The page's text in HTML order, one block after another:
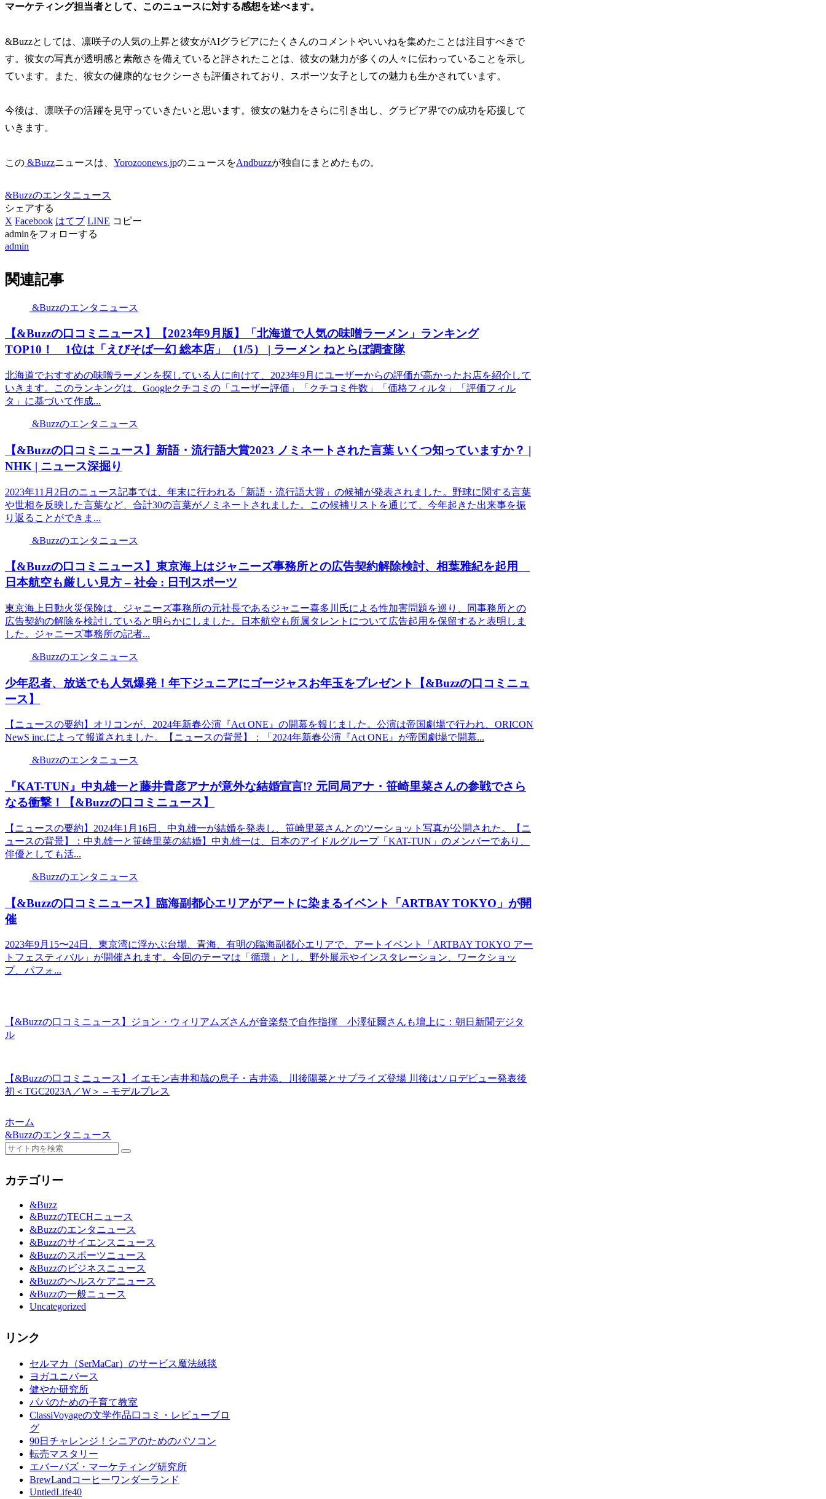
マーケティング担当者として、このニュースに対する感想を述べます。
&Buzzとしては、凛咲子の人気の上昇と彼女がAIグラビアにたくさんのコメントやいいねを集めたことは注目すべきで
す。彼女の写真が透明感と素敵さを備えていると評されたことは、彼女の魅力が多くの人々に伝わっていることを示し
ています。また、彼女の健康的なセクシーさも評価されており、スポーツ女子としての魅力も生かされています。
今後は、凛咲子の活躍を見守っていきたいと思います。彼女の魅力をさらに引き出し、グラビア界での成功を応援して
いきます。
この &Buzzニュースは、 Yorozoonews.jpのニュースをAndbuzzが独自にまとめたもの。
&Buzzのエンタニュース
シェアする
X Facebook はてブ LINE コピー
adminをフォローする
admin
関連記事
&Buzzのエンタニュース
【&Buzzの口コミニュース】【2023年9月版】「北海道で人気の味噌ラーメン」ランキング
TOP10！ 1位は「えびそば一幻 総本店」（1/5） | ラーメン ねとらぼ調査隊
北海道でおすすめの味噌ラーメンを探している人に向けて、2023年9月にユーザーからの評価が高かったお店を紹介して
いきます。このランキングは、Googleクチコミの「ユーザー評価」「クチコミ件数」「価格フィルタ」「評価フィル
タ」に基づいて作成...
&Buzzのエンタニュース
【&Buzzの口コミニュース】新語・流行語大賞2023 ノミネートされた言葉 いくつ知っていますか？ |
NHK | ニュース深掘り
2023年11月2日のニュース記事では、年末に行われる「新語・流行語大賞」の候補が発表されました。野球に関する言葉
や世相を反映した言葉など、合計30の言葉がノミネートされました。この候補リストを通じて、今年起きた出来事を振
り返ることができま...
&Buzzのエンタニュース
【&Buzzの口コミニュース】東京海上はジャニーズ事務所との広告契約解除検討、相葉雅紀を起用
日本航空も厳しい見方 – 社会 : 日刊スポーツ
東京海上日動火災保険は、ジャニーズ事務所の元社長であるジャニー喜多川氏による性加害問題を巡り、同事務所との
広告契約の解除を検討していると明らかにしました。日本航空も所属タレントについて広告起用を保留すると表明しま
した。ジャニーズ事務所の記者...
&Buzzのエンタニュース
少年忍者、放送でも人気爆発！年下ジュニアにゴージャスお年玉をプレゼント【&Buzzの口コミニュ
ース】
【ニュースの要約】オリコンが、2024年新春公演『Act ONE』の開幕を報じました。公演は帝国劇場で行われ、ORICON
NewS inc.によって報道されました。【ニュースの背景】：「2024年新春公演『Act ONE』が帝国劇場で開幕...
&Buzzのエンタニュース
『KAT-TUN』中丸雄一と藤井貴彦アナが意外な結婚宣言!? 元同局アナ・笹崎里菜さんの参戦でさら
なる衝撃！【&Buzzの口コミニュース】
【ニュースの要約】2024年1月16日、中丸雄一が結婚を発表し、笹崎里菜さんとのツーショット写真が公開された。【ニ
ュースの背景】：中丸雄一と笹崎里菜の結婚】中丸雄一は、日本のアイドルグループ「KAT-TUN」のメンバーであり、
俳優としても活...
&Buzzのエンタニュース
【&Buzzの口コミニュース】臨海副都心エリアがアートに染まるイベント「ARTBAY TOKYO」が開
催
2023年9月15〜24日、東京湾に浮かぶ台場、青海、有明の臨海副都心エリアで、アートイベント「ARTBAY TOKYO アー
トフェスティバル」が開催されます。今回のテーマは「循環」とし、野外展示やインスタレーション、ワークショッ
プ、パフォ...
【&Buzzの口コミニュース】ジョン・ウィリアムズさんが音楽祭で自作指揮 小澤征爾さんも壇上に：朝日新聞デジタ
ル
【&Buzzの口コミニュース】イエモン吉井和哉の息子・吉井添、川後陽菜とサプライズ登場 川後はソロデビュー発表後
初＜TGC2023A／W＞ – モデルプレス
ホーム
&Buzzのエンタニュース
カテゴリー
&Buzz
&BuzzのTECHニュース
&Buzzのエンタニュース
&Buzzのサイエンスニュース
&Buzzのスポーツニュース
&Buzzのビジネスニュース
&Buzzのヘルスケアニュース
&Buzzの一般ニュース
Uncategorized
リンク
セルマカ（SerMaCar）のサービス魔法絨毯
ヨガユニバース
健やか研究所
パパのための子育て教室
ClassiVoyageの文学作品口コミ・レビューブロ
グ
90日チャレンジ！シニアのためのパソコン
転売マスタリー
エバーバズ・マーケティング研究所
BrewLandコーヒーワンダーランド
UntiedLife40